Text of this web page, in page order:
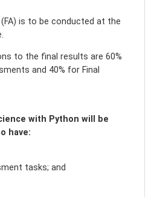
is to be conducted at the
to the final results are 60%
and 40% for Final
with Python will be
have:
tasks; and